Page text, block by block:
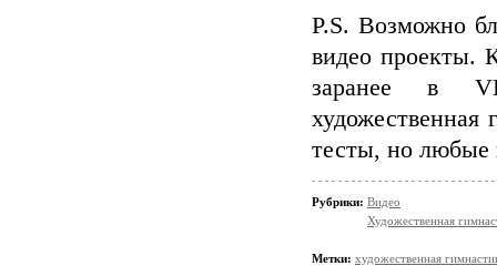
P.S. Возможно
видео проекты.
заранее в
художественная
тесты, но любые
Рубрики: Видео
Художественная
Метки: художественная